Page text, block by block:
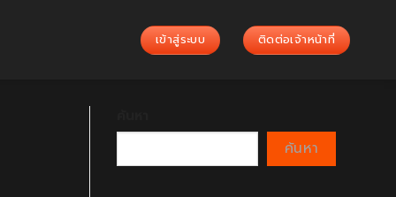
เข้าสู่ระบบ ติดต่อเจ้าหน้าที่
ค้นหา